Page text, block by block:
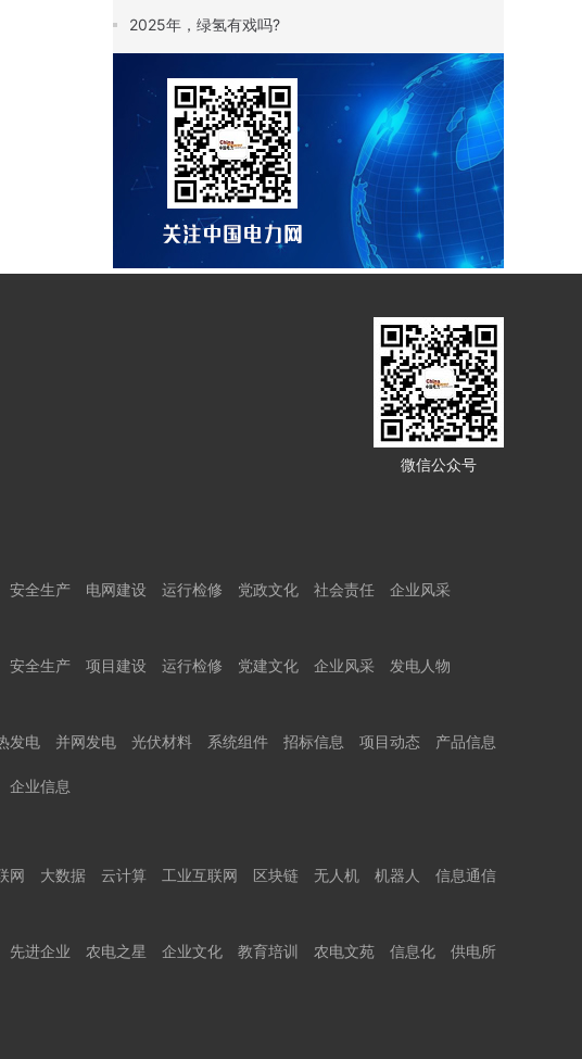
2025年，绿氢有戏吗?
微信公众号
安全生产 电网建设 运行检修 党政文化 社会责任
企业风采
安全生产 项目建设 运行检修 党建文化 企业风采
发电人物
发电 并网发电 光伏材料 系统组件 招标信息 项目动态 产品信息
企业信息
网 大数据 云计算 工业互联网 区块链 无人机 机器人
信息通信
先进企业 农电之星 企业文化 教育培训 农电文苑 信息化
供电所